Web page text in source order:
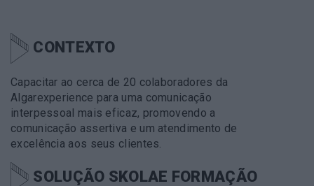
CONTEXTO
Capacitar ao cerca de 20 colaboradores da
Algarexperience para uma comunicação
interpessoal mais eficaz, promovendo a
comunicação assertiva e um atendimento de
excelência aos seus clientes.
SOLUÇÃO SKOLAE FORMAÇÃO